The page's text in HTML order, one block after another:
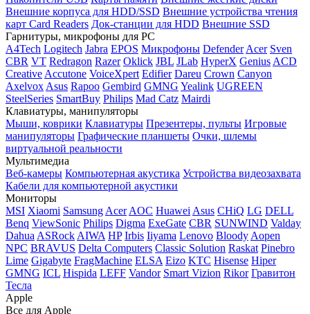
Внешние корпуса для HDD/SSD Внешние устройства чтения
карт Card Readers Док-станции для HDD Внешние SSD
Гарнитуры, микрофоны для PC
A4Tech Logitech Jabra EPOS Микрофоны Defender Acer Sven
CBR VT Redragon Razer Oklick JBL JLab HyperX Genius ACD
Creative Accutone VoiceXpert Edifier Dareu Crown Canyon
Axelvox Asus Rapoo Gembird GMNG Yealink UGREEN
SteelSeries SmartBuy Philips Mad Catz Mairdi
Клавиатуры, манипуляторы
Мыши, коврики Клавиатуры Презентеры, пульты Игровые
манипуляторы Графические планшеты Очки, шлемы
виртуальной реальности
Мультимедиа
Веб-камеры Компьютерная акустика Устройства видеозахвата
Кабели для компьютерной акустики
Мониторы
MSI Xiaomi Samsung Acer AOC Huawei Asus CHiQ LG DELL
Benq ViewSonic Philips Digma ExeGate CBR SUNWIND Valday
Dahua ASRock AIWA HP Irbis Iiyama Lenovo Bloody Aopen
NPC BRAVUS Delta Computers Classic Solution Raskat Pinebro
Lime Gigabyte FragMachine ELSA Eizo KTC Hisense Hiper
GMNG ICL Hispida LEFF Vandor Smart Vizion Rikor Гравитон
Тесла
Apple
Все для Apple